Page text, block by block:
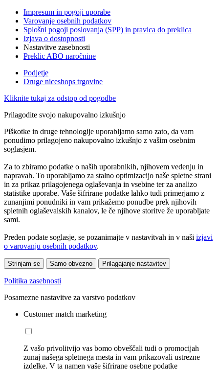
Impresum in pogoji uporabe
Varovanje osebnih podatkov
Splošni pogoji poslovanja (SPP) in pravica do preklica
Izjava o dostopnosti
Nastavitve zasebnosti
Preklic ABO naročnine
Podjetje
Druge niceshops trgovine
Kliknite tukaj za odstop od pogodbe
Prilagodite svojo nakupovalno izkušnjo
Piškotke in druge tehnologije uporabljamo samo zato, da vam
ponudimo prilagojeno nakupovalno izkušnjo z vašim osebnim
soglasjem.
Za to zbiramo podatke o naših uporabnikih, njihovem vedenju in
napravah. To uporabljamo za stalno optimizacijo naše spletne strani
in za prikaz prilagojenega oglaševanja in vsebine ter za analizo
statistike uporabe. Vaše šifrirane podatke lahko tudi primerjamo z
zunanjimi ponudniki in vam prikažemo ponudbe prek njihovih
spletnih oglaševalskih kanalov, le če njihove storitve že uporabljate
sami.
Preden podate soglasje, se pozanimajte v nastavitvah in v naši izjavi
o varovanju osebnih podatkov.
Strinjam se Samo obvezno Prilagajanje nastavitev
Politika zasebnosti
Posamezne nastavitve za varstvo podatkov
Customer match marketing
Z vašo privolitvijo vas bomo obveščali tudi o promocijah
zunaj našega spletnega mesta in vam prikazovali ustrezne
izdelke. V ta namen vaše šifrirane osebne podatke